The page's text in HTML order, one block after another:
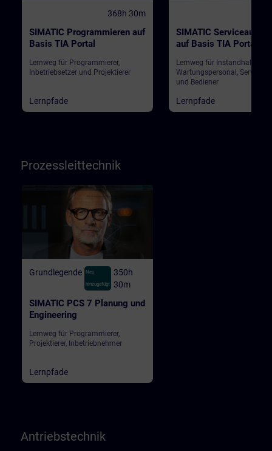
368h 30m
SIMATIC Programmieren auf
Basis TIA Portal
Lernweg für Programmierer,
Inbetriebsetzer und Projektierer
Lernpfade
SIMATIC
auf Basis TIA Portal
Lernweg für Instandhalter,
Wartungspersonal,
und Bediener
Lernpfade
Prozessleittechnik
Grundlegende Neu
hinzugefügt
350h
30m
SIMATIC PCS 7 Planung und
Engineering
Lernweg für Programmierer,
Projektierer, Inbetriebnehmer
Lernpfade
Antriebstechnik